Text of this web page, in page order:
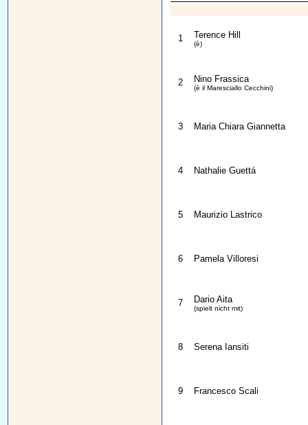
1 Terence Hill
(è)
2 Nino Frassica
(è il Maresciallo Cecchini)
3 Maria Chiara Giannetta
4 Nathalie Guettá
5 Maurizio Lastrico
6 Pamela Villoresi
7 Dario Aita
(spielt nicht mit)
8 Serena Iansiti
9 Francesco Scali